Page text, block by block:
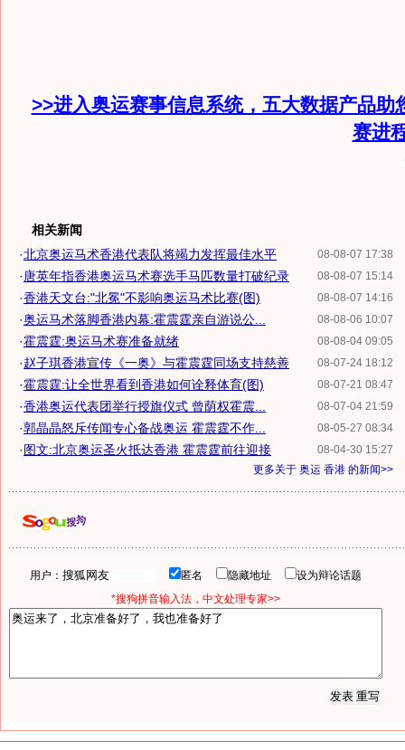
>>进入奥运赛事信息系统，五大数据产品助
赛进
相关新闻
08-08-07 17:38
·北京奥运马术香港代表队将竭力发挥最佳水平
08-08-07 15:14
· 唐英年指香港奥运马术赛选手马匹数量打破纪录
08-08-07 14:16
·香港天文台:"北冕"不影响奥运马术比赛(图)
08-08-06 10:07
·奥运马术落脚香港内幕:霍震霆亲自游说公...
08-08-04 09:05
·霍震霆:奥运马术赛准备就绪
08-07-24 18:12
·赵子琪香港宣传《一奥》与霍震霆同场支持慈善
08-07-21 08:47
·霍震霆:让全世界看到香港如何诠释体育(图)
08-07-04 21:59
·香港奥运代表团举行授旗仪式 曾荫权霍震...
08-05-27 08:34
·郭晶晶怒斥传闻专心备战奥运 霍震霆不作...
08-04-30 15:27
·图文:北京奥运圣火抵达香港 霍震霆前往迎接
更多关于 奥运 香港 的新闻>>
用户： 匿名 隐藏地址
设为辩论话题
*搜狗拼音输入法，中文处理专家>>